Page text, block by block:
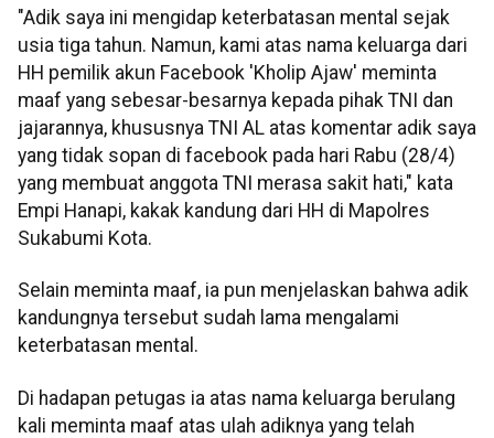
"Adik saya ini mengidap keterbatasan mental sejak
usia tiga tahun. Namun, kami atas nama keluarga dari
HH pemilik akun Facebook 'Kholip Ajaw' meminta
maaf yang sebesar-besarnya kepada pihak TNI dan
jajarannya, khususnya TNI AL atas komentar adik saya
yang tidak sopan di facebook pada hari Rabu (28/4)
yang membuat anggota TNI merasa sakit hati," kata
Empi Hanapi, kakak kandung dari HH di Mapolres
Sukabumi Kota.
Selain meminta maaf, ia pun menjelaskan bahwa adik
kandungnya tersebut sudah lama mengalami
keterbatasan mental.
Di hadapan petugas ia atas nama keluarga berulang
kali meminta maaf atas ulah adiknya yang telah